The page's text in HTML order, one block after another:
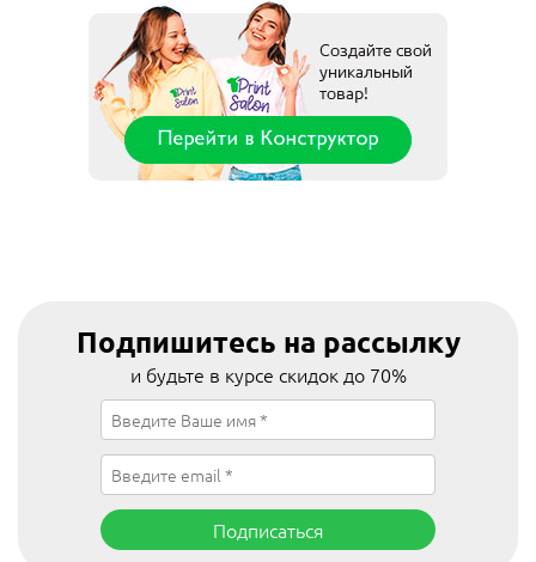
Подпишитесь на рассылку
и будьте в курсе скидок до 70%
Подписаться